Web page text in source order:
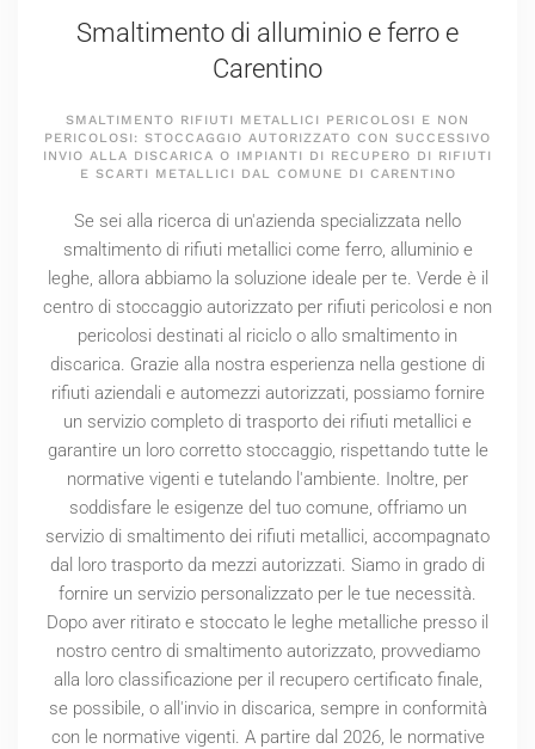
Smaltimento di alluminio e ferro e
Carentino
SMALTIMENTO RIFIUTI METALLICI PERICOLOSI E NON
PERICOLOSI: STOCCAGGIO AUTORIZZATO CON SUCCESSIVO
INVIO ALLA DISCARICA O IMPIANTI DI RECUPERO DI RIFIUTI
E SCARTI METALLICI DAL COMUNE DI CARENTINO
Se sei alla ricerca di un'azienda specializzata nello
smaltimento di rifiuti metallici come ferro, alluminio e
leghe, allora abbiamo la soluzione ideale per te. Verde è il
centro di stoccaggio autorizzato per rifiuti pericolosi e non
pericolosi destinati al riciclo o allo smaltimento in
discarica. Grazie alla nostra esperienza nella gestione di
rifiuti aziendali e automezzi autorizzati, possiamo fornire
un servizio completo di trasporto dei rifiuti metallici e
garantire un loro corretto stoccaggio, rispettando tutte le
normative vigenti e tutelando l'ambiente. Inoltre, per
soddisfare le esigenze del tuo comune, offriamo un
servizio di smaltimento dei rifiuti metallici, accompagnato
dal loro trasporto da mezzi autorizzati. Siamo in grado di
fornire un servizio personalizzato per le tue necessità.
Dopo aver ritirato e stoccato le leghe metalliche presso il
nostro centro di smaltimento autorizzato, provvediamo
alla loro classificazione per il recupero certificato finale,
se possibile, o all'invio in discarica, sempre in conformità
con le normative vigenti. A partire dal 2026, le normative